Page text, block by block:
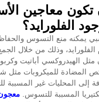
معاجين
الفلورايد؟
يمكنه منع التسوس
وذلك من خلال
مثل الهيدروكسي أباتيت
المضادة للميكروبات مثل
إلى المحليات غير المسببة
المسببة للتسوس.